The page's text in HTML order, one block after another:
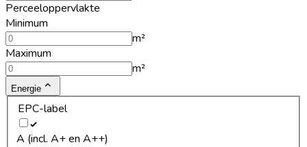
Perceeloppervlakte
Minimum
m²
Maximum
m²
Energie
EPC-label
A (incl. A+ en A++)